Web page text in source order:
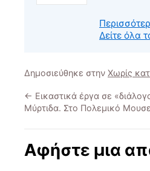
Δείτε όλα
Δημοσιεύθηκε στην Χωρίς
← Εικαστικά έργα σε
Μύρτιδα. Στο Πολεμικό
Αφήστε μια